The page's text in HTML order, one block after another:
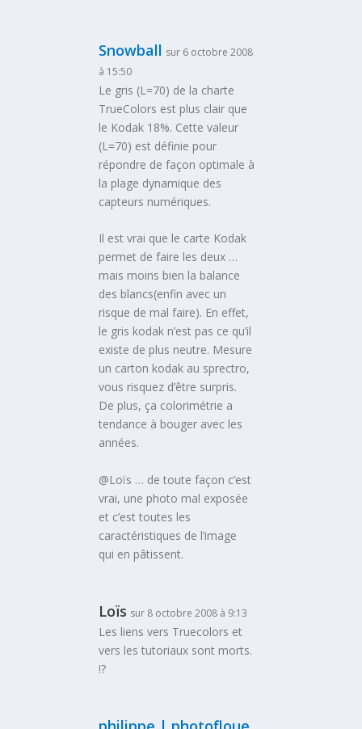
Snowball sur 6 octobre 2008
à 15:50
Le gris (L=70) de la charte
TrueColors est plus clair que
le Kodak 18%. Cette valeur
(L=70) est définie pour
répondre de façon optimale à
la plage dynamique des
capteurs numériques.
Il est vrai que le carte Kodak
permet de faire les deux …
mais moins bien la balance
des blancs(enfin avec un
risque de mal faire). En effet,
le gris kodak n’est pas ce qu’il
existe de plus neutre. Mesure
un carton kodak au sprectro,
vous risquez d’être surpris.
De plus, ça colorimétrie a
tendance à bouger avec les
années.
@Loïs … de toute façon c’est
vrai, une photo mal exposée
et c’est toutes les
caractéristiques de l’image
qui en pâtissent.
Loïs sur 8 octobre 2008 à 9:13
Les liens vers Truecolors et
vers les tutoriaux sont morts.
!?